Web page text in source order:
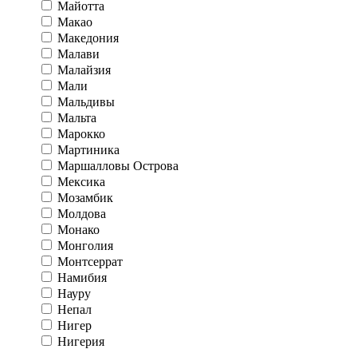
Майотта
Макао
Македония
Малави
Малайзия
Мали
Мальдивы
Мальта
Марокко
Мартиника
Маршалловы Острова
Мексика
Мозамбик
Молдова
Монако
Монголия
Монтсеррат
Намибия
Науру
Непал
Нигер
Нигерия